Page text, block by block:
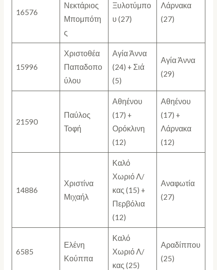
16576
Νεκτάριος
Μπομπότη
ς
Ξυλοτύμπο
υ (27)
Λάρνακα
(27)
15996
Χριστοθέα
Παπαδοπο
ύλου
Αγία Άννα
(24) + Σιά
(5)
Αγία Άννα
(29)
21590
Παύλος
Τοφή
Αθηένου
(17) +
Ορόκλινη
(12)
Αθηένου
(17) +
Λάρνακα
(12)
14886
Χριστίνα
Μιχαήλ
Καλό
Χωριό Λ/
κας (15) +
Περβόλια
(12)
Αναφωτία
(27)
6585
Ελένη
Κούππα
Καλό
Χωριό Λ/
κας (25)
Αραδίππου
(25)